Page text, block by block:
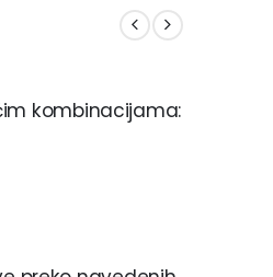
kombinacijama: